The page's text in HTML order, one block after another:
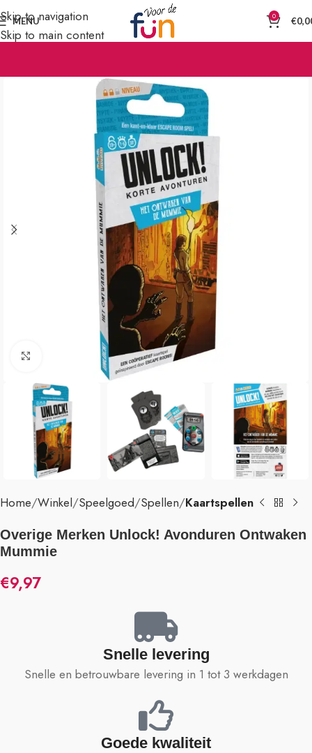
Skip to navigation
Skip to main content
MENU 0 €
Klik om te vergroten
Home Winkel Speelgoed Spellen Kaartspellen
Overige Merken Unlock! Avonduren Ontwaken
Mummie
€9,97
Snelle levering
Snelle en betrouwbare levering in 1 tot 3 werkdagen
Goede kwaliteit